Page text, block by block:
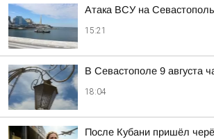
Атака ВСУ на
15:21
В Севастополе 9 августа
18:04
После Кубани пришёл